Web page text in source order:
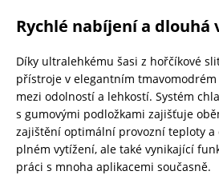
Rychlé nabíjení a dlouhá
Díky ultralehkému šasi z hořčíkové
přístroje v elegantním
mezi odolností a lehkostí. Systém
s gumovými podložkami zajišťuje
zajištění optimální provozní teploty
plném vytížení, ale také vynikající
práci s mnoha aplikacemi současně.